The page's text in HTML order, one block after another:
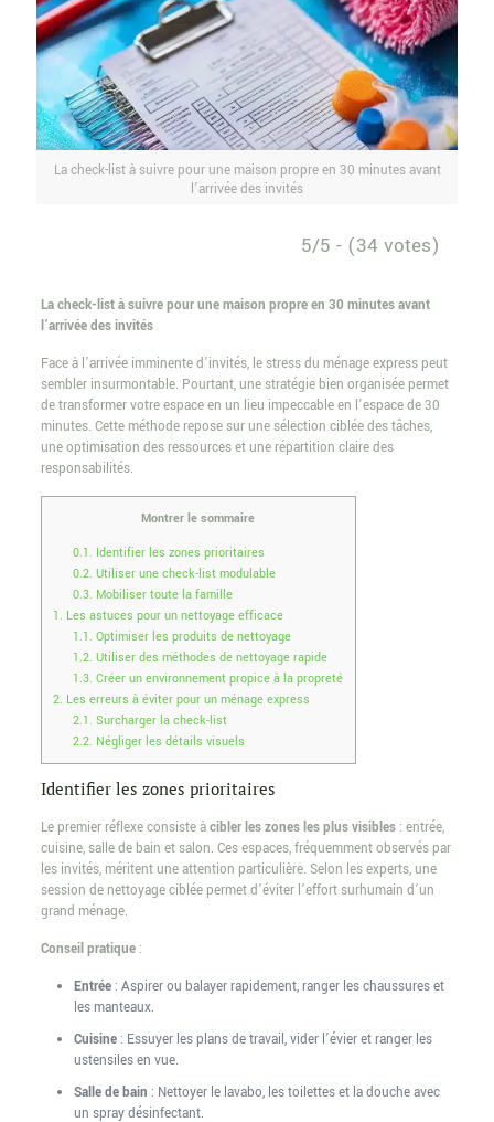
La check-list à suivre pour une maison propre en 30 minutes avant
l’arrivée des invités
5/5 - (34 votes)
La check-list à suivre pour une maison propre en 30 minutes avant
l’arrivée des invités
Face à l’arrivée imminente d’invités, le stress du ménage express peut
sembler insurmontable. Pourtant, une stratégie bien organisée permet
de transformer votre espace en un lieu impeccable en l’espace de 30
minutes. Cette méthode repose sur une sélection ciblée des tâches,
une optimisation des ressources et une répartition claire des
responsabilités.
Montrer le sommaire
0.1. Identifier les zones prioritaires
0.2. Utiliser une check-list modulable
0.3. Mobiliser toute la famille
1. Les astuces pour un nettoyage efficace
1.1. Optimiser les produits de nettoyage
1.2. Utiliser des méthodes de nettoyage rapide
1.3. Créer un environnement propice à la propreté
2. Les erreurs à éviter pour un ménage express
2.1. Surcharger la check-list
2.2. Négliger les détails visuels
Identifier les zones prioritaires
Le premier réflexe consiste àcibler les zones les plus visibles: entrée,
cuisine, salle de bain et salon. Ces espaces, fréquemment observés par
les invités, méritent une attention particulière. Selon les experts, une
session de nettoyage ciblée permet d’éviter l’effort surhumain d’un
grand ménage.
Conseil pratique:
Entrée: Aspirer ou balayer rapidement, ranger les chaussures et
les manteaux.
Cuisine: Essuyer les plans de travail, vider l’évier et ranger les
ustensiles en vue.
Salle de bain : Nettoyer le lavabo, les toilettes et la douche avec
un spray désinfectant.